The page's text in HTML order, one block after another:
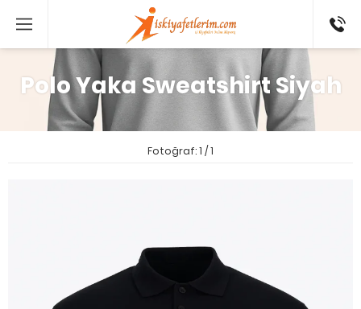
802 52
Polo Yaka Sweatshirt Siyah
Fotoğraf: 1 / 1